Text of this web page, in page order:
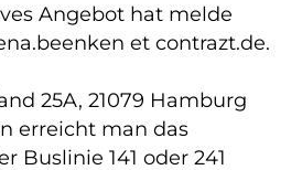
Angebot hat melde
et contrazt.de.
25A, 21079 Hamburg
erreicht man das
Buslinie 141 oder 241